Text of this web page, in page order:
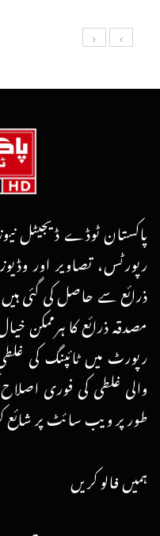
پاکستان ٹوڈے ڈیجیٹل
رپورٹس، تصاویر اور
ذرائع سے حاصل کی گئی
مصدقہ ذرائع کا ہرممکن
رپورٹ میں ٹائپنگ کی
والی غلطی کی فوری
طور پر ویب سائٹ پر
ہمیں فالو کریں